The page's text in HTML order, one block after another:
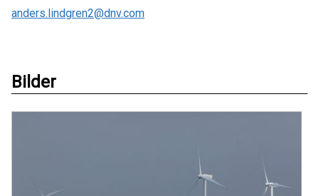
anders.lindgren2@dnv.com
Bilder